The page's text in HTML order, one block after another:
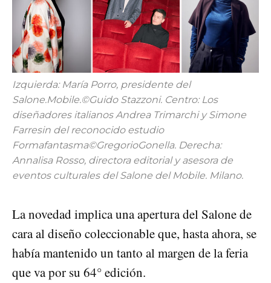
Izquierda: María Porro, presidente del
Salone.Mobile.©Guido Stazzoni. Centro: Los
diseñadores italianos Andrea Trimarchi y Simone
Farresin del reconocido estudio
Formafantasma©GregorioGonella. Derecha:
Annalisa Rosso, directora editorial y asesora de
eventos culturales del Salone del Mobile. Milano.
La novedad implica una apertura del Salone de
cara al diseño coleccionable que, hasta ahora, se
había mantenido un tanto al margen de la feria
que va por su 64° edición.